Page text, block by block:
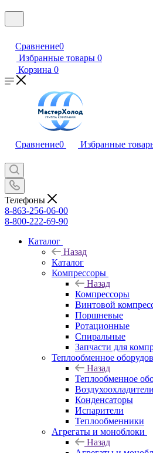
Сравнение0
Избранные товары 0
Корзина 0
Сравнение0 Избранные
Телефоны
8-863-256-06-00
8-800-222-69-90
Каталог
Назад
Каталог
Компрессоры
Назад
Компрессоры
Винтовой
Поршневые
Ротационные
Спиральные
Запчасти для
Теплообменное
Назад
Теплообменное
Воздухоохладители
Конденсаторы
Испарители
Теплообменники
Агрегаты и моноблоки
Назад